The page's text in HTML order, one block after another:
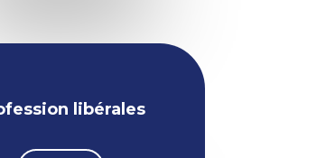
libérales